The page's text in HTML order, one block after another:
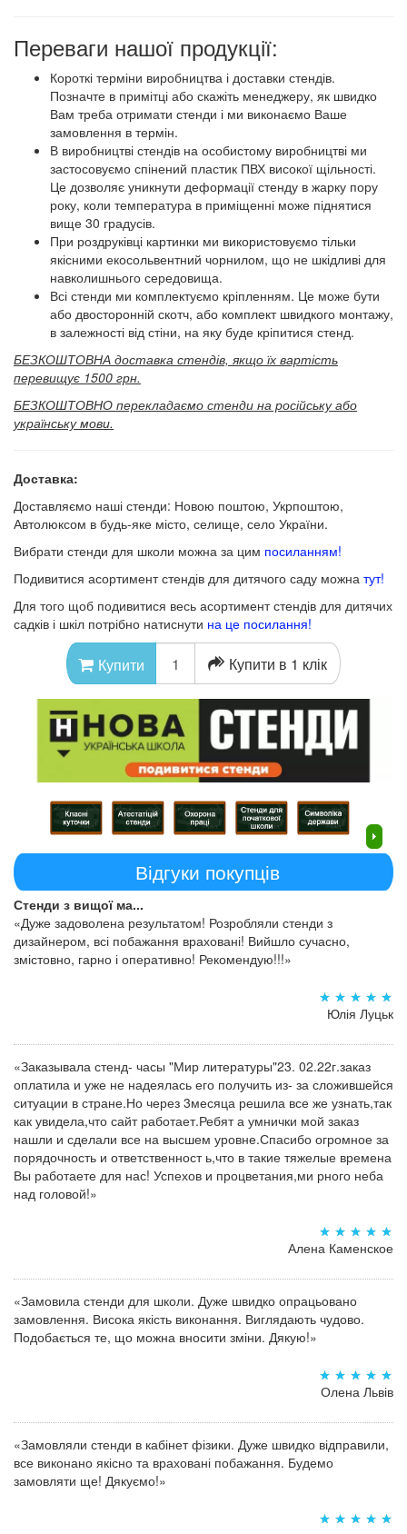
Переваги нашої продукції:
Короткі терміни виробництва і доставки стендів.
Позначте в примітці або скажіть менеджеру, як швидко
Вам треба отримати стенди і ми виконаємо Ваше
замовлення в термін.
В виробництві стендів на особистому виробництві ми
застосовуємо спінений пластик ПВХ високої щільності.
Це дозволяє уникнути деформації стенду в жарку пору
року, коли температура в приміщенні може піднятися
вище 30 градусів.
При роздруківці картинки ми використовуємо тільки
якісними екосольвентний чорнилом, що не шкідливі для
навколишнього середовища.
Всі стенди ми комплектуємо кріпленням. Це може бути
або двосторонній скотч, або комплект швидкого монтажу,
в залежності від стіни, на яку буде кріпитися стенд.
БЕЗКОШТОВНА доставка стендів, якщо їх вартість
перевищує 1500 грн.
БЕЗКОШТОВНО перекладаємо стенди на російську або
українську мови.
Доставка:
Доставляємо наші стенди: Новою поштою, Укрпоштою,
Автолюксом в будь-яке місто, селище, село України.
Вибрати стенди для школи можна за цим посиланням!
Подивитися асортимент стендів для дитячого саду можна тут!
Для того щоб подивитися весь асортимент стендів для дитячих
садків і шкіл потрібно натиснути на це посилання!
Купити Купити в 1 клік
Відгуки покупців
Стенди з вищої ма...
«Дуже задоволена результатом! Розробляли стенди з
дизайнером, всі побажання враховані! Вийшло сучасно,
змістовно, гарно і оперативно! Рекомендую!!!»
Юлія Луцьк
«Заказывала стенд- часы "Мир литературы"23. 02.22г.заказ
оплатила и уже не надеялась его получить из- за сложившейся
ситуации в стране.Но через 3месяца решила все же узнать,так
как увидела,что сайт работает.Ребят а умнички мой заказ
нашли и сделали все на высшем уровне.Спасибо огромное за
порядочность и ответственност ь,что в такие тяжелые времена
Вы работаете для нас! Успехов и процветания,ми рного неба
над головой!»
Алена Каменское
«Замовила стенди для школи. Дуже швидко опрацьовано
замовлення. Висока якість виконання. Виглядають чудово.
Подобається те, що можна вносити зміни. Дякую!»
Олена Львів
«Замовляли стенди в кабінет фізики. Дуже швидко відправили,
все виконано якісно та враховані побажання. Будемо
замовляти ще! Дякуємо!»